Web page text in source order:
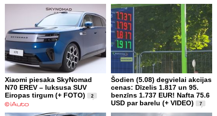
Xiaomi piesaka SkyNomad
N70 EREV – luksusa SUV
Eiropas tirgum (+ FOTO)
2
Šodien (5.08) degvielai akcijas
cenas: Dīzelis 1.817 un 95.
benzīns 1.737 EUR! Nafta 75.6
USD par barelu (+ VIDEO)
7